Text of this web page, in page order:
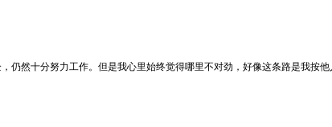
然十分努力工作。但是我心里始终觉得哪里不对劲，好像这条路是我按